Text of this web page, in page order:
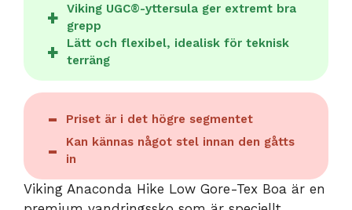
Viking UGC®-yttersula ger extremt bra
grepp
Lätt och flexibel, idealisk för teknisk
terräng
Priset är i det högre segmentet
Kan kännas något stel innan den gåtts
in
Viking Anaconda Hike Low Gore-Tex Boa är en